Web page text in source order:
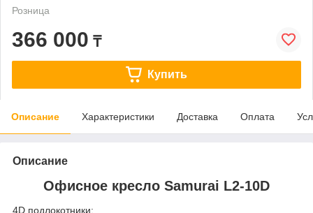
Розница
366 000 ₸
Купить
Описание Характеристики Доставка Оплата
Описание
Офисное кресло Samurai L2-10D
4D подлокотники: